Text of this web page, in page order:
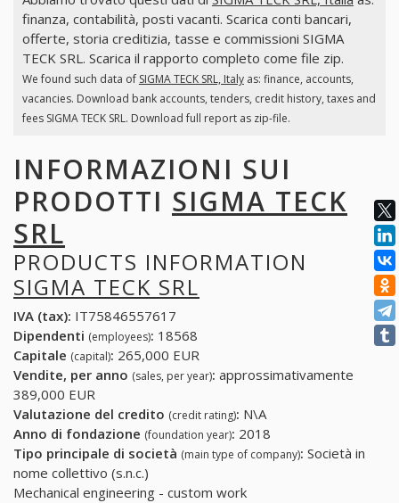
finanza, contabilità, posti vacanti. Scarica conti bancari,
offerte, storia creditizia, tasse e commissioni SIGMA
TECK SRL. Scarica il rapporto completo come file zip.
We found such data of SIGMA TECK SRL, Italyas: finance, accounts,
vacancies. Download bank accounts, tenders, credit history, taxes and
fees SIGMA TECK SRL. Download full report as zip-file.
INFORMAZIONI SUI
PRODOTTI SIGMA TECK
SRL
PRODUCTS INFORMATION
SIGMA TECK SRL
IVA (tax): IT75846557617
Dipendenti (employees): 18568
Capitale (capital): 265,000 EUR
Vendite, per anno (sales, per year): approssimativamente
389,000 EUR
Valutazione del credito (credit rating): N\A
Anno di fondazione (foundation year): 2018
Tipo principale di società (main type of company): Società in
nome collettivo (s.n.c.)
Mechanical engineering - custom work